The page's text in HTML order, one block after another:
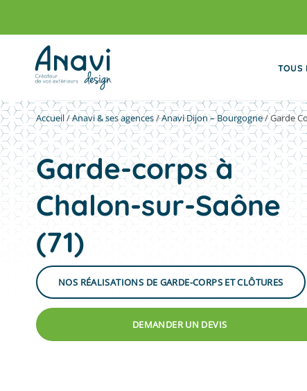
TOUS
Accueil/Anavi & ses agences/Anavi Dijon – Bourgogne/Garde
Garde-corps à
Chalon-sur-Saône
(71)
NOS RÉALISATIONS DE GARDE-CORPS ET CLÔTURES
DEMANDER UN DEVIS